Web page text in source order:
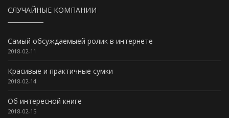
СЛУЧАЙНЫЕ КОМПАНИИ
Самый обсуждаемыей ролик в интернете
2018-02-11
Красивые и практичные сумки
2018-02-14
Об интересной книге
2018-02-15